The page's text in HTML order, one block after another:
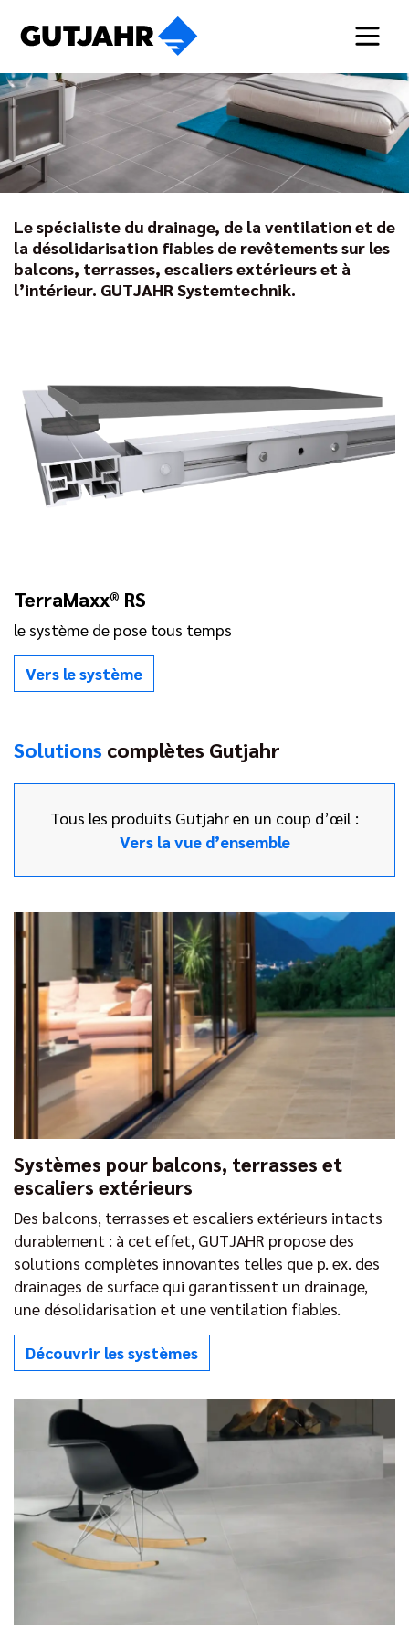
Le spécialiste du drainage, de la ventilation et de
la désolidarisation fiables de revêtements sur les
balcons, terrasses, escaliers extérieurs et à
l’intérieur. GUTJAHR Systemtechnik.
TerraMaxx® RS
le système de pose tous temps
Vers le système
Solutions complètes Gutjahr
Tous les produits Gutjahr en un coup d’œil :
Vers la vue d’ensemble
Systèmes pour balcons, terrasses et
escaliers extérieurs
Des balcons, terrasses et escaliers extérieurs intacts
durablement : à cet effet, GUTJAHR propose des
solutions complètes innovantes telles que p. ex. des
drainages de surface qui garantissent un drainage,
une désolidarisation et une ventilation fiables.
Découvrir les systèmes